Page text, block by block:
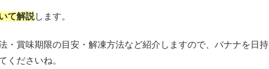
て解説します。
・賞味期限の目安・解凍方法など紹介しますので、バナナを日持
くださいね。